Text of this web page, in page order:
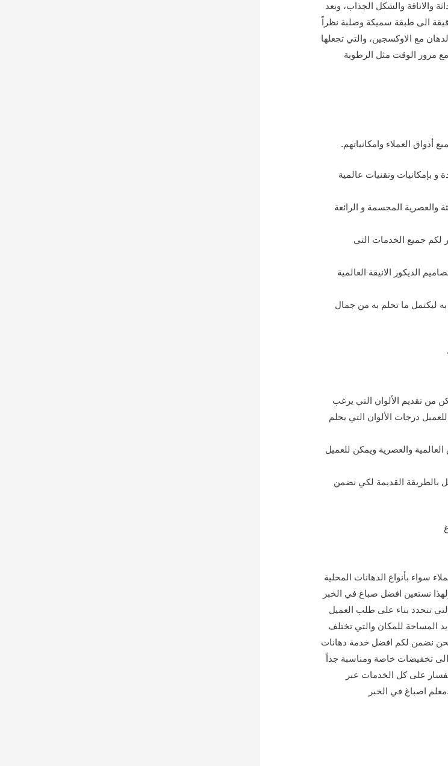
والاناقة والشكل الجذاب، وبعد
الى طبقة سميكة وصلبة نظراً
مع الاوكسجين، والتي تجعلها
مرور الوقت مثل الرطوبة
العملاء وامكانياتهم.
و بإمكانيات وتقنيات عالمية
والعصرية المجسمة و الرائعة
لكم جميع الخدمات التي
الديكور الانيقة العالمية
به ليكتمل ما تحلم به من جمال
من تقديم الألوان التي يرغب
درجات الألوان التي يحلم
والعصرية ويمكن للعميل
بالطريقة القديمة لكي نضمن
سواء بأنواع الدهانات المحلية
نستعين افضل صباغ في الخبر
تتحدد بناء على طلب العميل
المساحة للمكان والتي تختلف
نحن نضمن لكم افضل خدمة دهانات
الى تخفيضات خاصة ومناسبة جداً
على كل الخدمات عبر
اصباغ في الخبر